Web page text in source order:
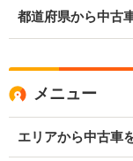
都道府県から中古
メニュー
エリアから中古車